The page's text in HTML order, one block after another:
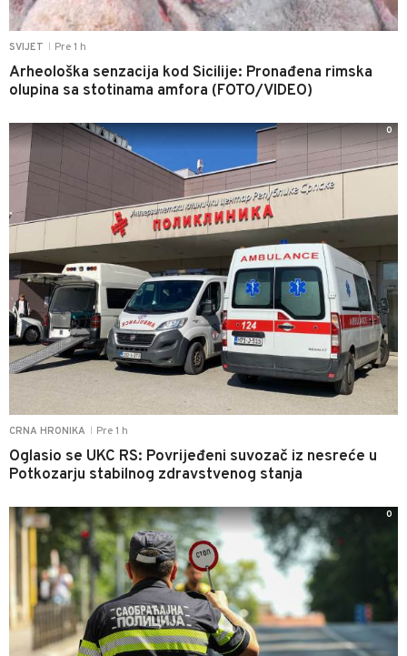
SVIJET Pre 1 h
Arheološka senzacija kod Sicilije: Pronađena rimska
olupina sa stotinama amfora (FOTO/VIDEO)
CRNA HRONIKA Pre 1 h
Oglasio se UKC RS: Povrijeđeni suvozač iz nesreće u
Potkozarju stabilnog zdravstvenog stanja
0
0